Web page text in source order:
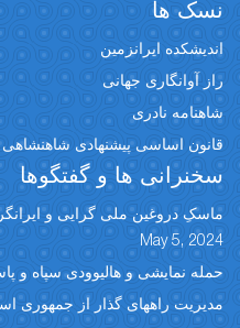
نسک ها
اندیشکده ایرانزمین
راز آوانگاری جهانی
شاهنامه نادری
قانون اساسی پیشنهادی شاهنشاهی
سخنرانی ها و گفتگوها
ماسکِ دروغین ملی گرایی و
May 5, 2024
حمله نمایشی و هالیوودی سپاه و پاسخ
مدیریت راههای گذار از جمهوری اسلامی 26/